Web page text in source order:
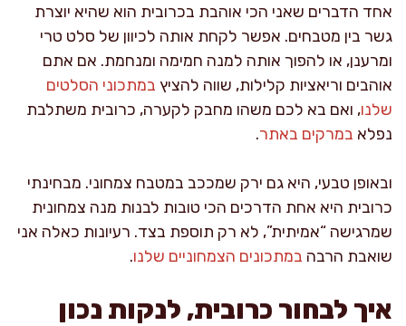
אחד הדברים שאני הכי אוהבת בכרובית הוא שהיא יוצרת
גשר בין מטבחים. אפשר לקחת אותה לכיוון של סלט טרי
ומרענן, או להפוך אותה למנה חמימה ומנחמת. אם אתם
אוהבים וריאציות קלילות, שווה להציץ במתכוני הסלטים
שלנו, ואם בא לכם משהו מחבק לקערה, כרובית משתלבת
נפלא במרקים באתר.
ובאופן טבעי, היא גם ירק שמככב במטבח צמחוני. מבחינתי
כרובית היא אחת הדרכים הכי טובות לבנות מנה צמחונית
שמרגישה “אמיתית”, לא רק תוספת בצד. רעיונות כאלה אני
שואבת הרבה במתכונים הצמחוניים שלנו.
איך לבחור כרובית, לנקות נכון